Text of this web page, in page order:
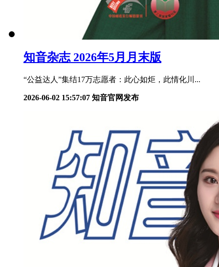
知音杂志 2026年5月月末版
“公益达人”集结17万志愿者：此心如炬，此情化川...
2026-06-02 15:57:07 知音官网发布